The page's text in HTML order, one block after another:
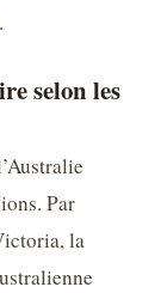
selon les
Par
la